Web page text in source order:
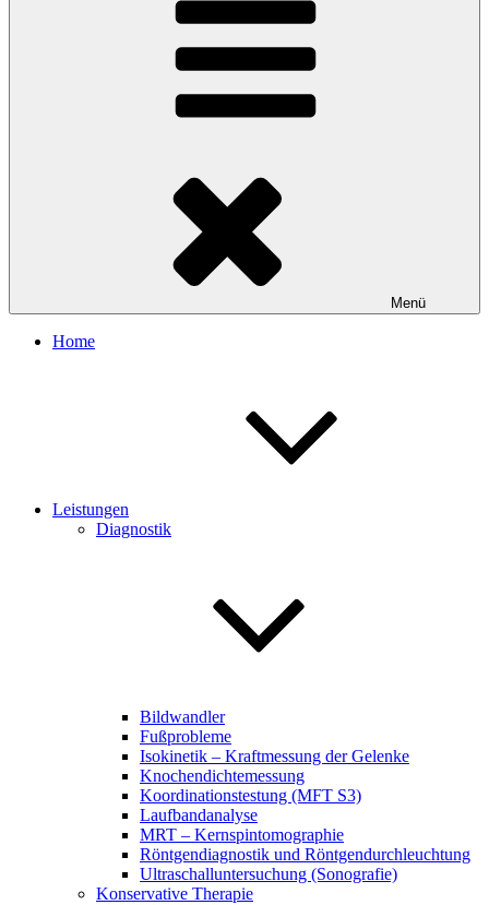
Menü
Home
Leistungen
Diagnostik
Bildwandler
Fußprobleme
Isokinetik – Kraftmessung der Gelenke
Knochendichtemessung
Koordinationstestung (MFT S3)
Laufbandanalyse
MRT – Kernspintomographie
Röntgendiagnostik und Röntgendurchleuchtung
Ultraschalluntersuchung (Sonografie)
Konservative Therapie